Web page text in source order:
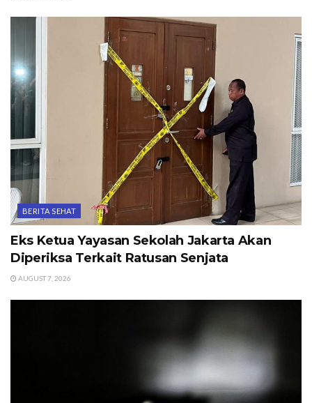
BERITA SEHAT
Eks Ketua Yayasan Sekolah Jakarta Akan
Diperiksa Terkait Ratusan Senjata
AUGUST 7, 2026